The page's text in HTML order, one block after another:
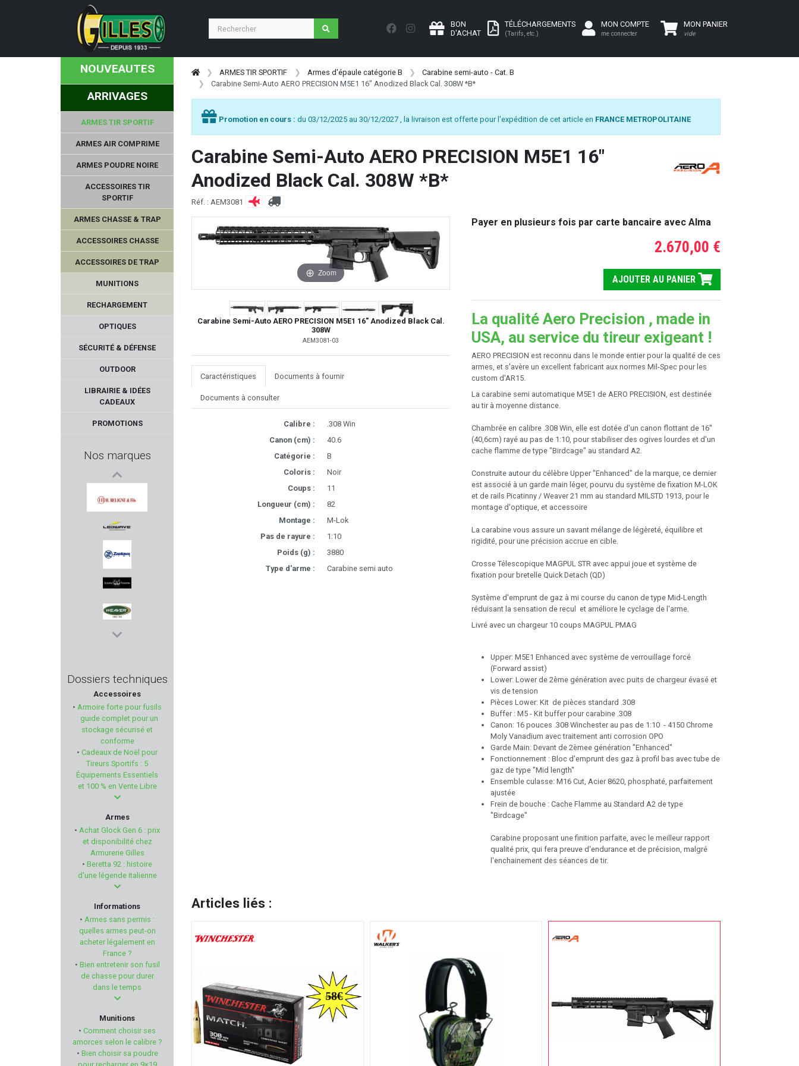
BON
D'ACHAT
TÉLÉCHARGEMENTS
(Tarifs, etc.)
MON COMPTE
me connecter
MON PANIER
vide
NOUVEAUTES
ARRIVAGES
ARMES TIR SPORTIF
ARMES AIR COMPRIME
ARMES POUDRE NOIRE
ACCESSOIRES TIR
SPORTIF
ARMES CHASSE & TRAP
ACCESSOIRES CHASSE
ACCESSOIRES DE TRAP
MUNITIONS
RECHARGEMENT
OPTIQUES
SÉCURITÉ & DÉFENSE
OUTDOOR
LIBRAIRIE & IDÉES
CADEAUX
PROMOTIONS
Nos marques
BROWNELLS
BELIGNE
LEDWAVE
ZASTAVA
ARSENAL FIREARMS
WEAVER
KNOBLOCH
HECKLER & KOCH
ARKEN OPTICS
FRANKFORD ARSENAL
LUCANSKY
Num'Axes
AMEND2
FORSTER PRODUCTS
FOB
RECKNAGEL
Dossiers techniques
Accessoires
• Armoire forte pour fusils
: guide complet pour un
stockage sécurisé et
conforme
• Cadeaux de Noël pour
Tireurs Sportifs : 5
Équipements Essentiels
et 100 % en Vente Libre
Armes
• Achat Glock Gen 6 : prix
et disponibilité chez
Armurerie Gilles
• Beretta 92 : histoire
d'une légende italienne
Informations
• Armes sans permis :
quelles armes peut-on
acheter légalement en
France ?
• Bien entretenir son fusil
de chasse pour durer
dans le temps
Munitions
• Comment choisir ses
amorces selon le calibre ?
• Bien choisir sa poudre
ARMES TIR SPORTIF Armes d'épaule catégorie B
Carabine semi-auto - Cat. B
Carabine Semi-Auto AERO PRECISION M5E1 16" Anodized Black Cal. 308W *B*
Promotion en cours : du 03/12/2025 au 30/12/2027 , la livraison est offerte pour l'expédition de cet article en FRANCE METROPOLITAINE
Carabine Semi-Auto AERO PRECISION M5E1 16"
Anodized Black Cal. 308W *B*
Réf. : AEM3081
Zoom
Carabine Semi-Auto AERO PRECISION M5E1 16" Anodized Black Cal.
308W
AEM3081-03
Caractéristiques Documents à fournir
Documents à consulter
Calibre :
.308 Win
Canon (cm) :
40.6
Catégorie :
B
Coloris :
Noir
Coups :
11
Longueur (cm) :
82
Montage :
M-Lok
Pas de rayure :
1:10
Poids (g) :
3880
Type d'arme :
Carabine semi auto
Payer en plusieurs fois par carte bancaire avec Alma
2.670,00 €
AJOUTER AU PANIER
La qualité Aero Precision , made in
USA, au service du tireur exigeant !
AERO PRECISION est reconnu dans le monde entier pour la qualité de ces
armes, et s'avère un excellent fabricant aux normes Mil-Spec pour les
custom d'AR15.
La carabine semi automatique M5E1 de AERO PRECISION, est destinée
au tir à moyenne distance.
Chambrée en calibre .308 Win, elle est dotée d'un canon flottant de 16''
(40,6cm) rayé au pas de 1:10, pour stabiliser des ogives lourdes et d'un
cache flamme de type "Birdcage" au standard A2.
Construite autour du célèbre Upper "Enhanced" de la marque, ce dernier
est associé à un garde main léger, pourvu du système de fixation M-LOK
et de rails Picatinny / Weaver 21 mm au standard MILSTD 1913, pour le
montage d'optique, et accessoire
La carabine vous assure un savant mélange de légèreté, équilibre et
rigidité, pour une précision accrue en cible.
Crosse Télescopique MAGPUL STR avec appui joue et système de
fixation pour bretelle Quick Detach (QD)
Système d'emprunt de gaz à mi course du canon de type Mid-Length
réduisant la sensation de recul et améliore le cyclage de l'arme.
Livré avec un chargeur 10 coups MAGPUL PMAG
Upper: M5E1 Enhanced avec système de verrouillage forcé
(Forward assist)
Lower: Lower de 2ème génération avec puits de chargeur évasé et
vis de tension
Pièces Lower: Kit de pièces standard .308
Buffer : M5 - Kit buffer pour carabine .308
Canon: 16 pouces .308 Winchester au pas de 1:10 - 4150 Chrome
Moly Vanadium avec traitement anti corrosion OPO
Garde Main: Devant de 2èmee génération "Enhanced"
Fonctionnement : Bloc d'emprunt des gaz à profil bas avec tube de
gaz de type "Mid length"
Ensemble culasse: M16 Cut, Acier 8620, phosphaté, parfaitement
ajustée
Frein de bouche : Cache Flamme au Standard A2 de type
"Birdcage"
Carabine proposant une finition parfaite, avec le meilleur rapport
qualité prix, qui fera preuve d'endurance et de précision, malgré
l'enchainement des séances de tir.
Articles liés :